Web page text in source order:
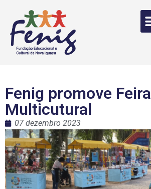
Fenig promove Feira
Multicutural
07 dezembro 2023